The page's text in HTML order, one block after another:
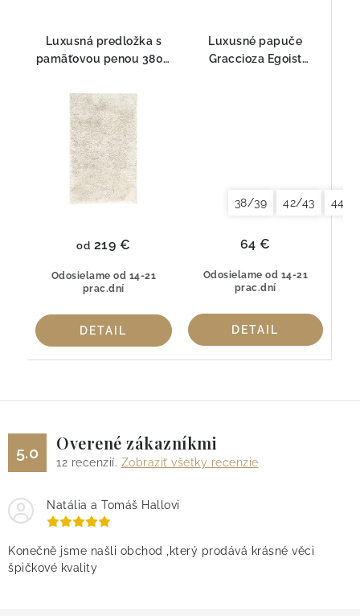
Luxusná predložka s
pamäťovou penou 3800
Cloud Natural –
Egypská GIZA
Odosielame od 14-21
prac.dní
od 219 €
DETAIL
Luxusné papuče
Graccioza Egoist
38/39 42/43 44/
Odosielame od 14-21
prac.dní
64 €
DETAIL
5.0 Overené zákazníkmi
12 recenzií. Zobraziť všetky recenzie
Natália a Tomáš Hallovi
Konečně jsme našli obchod ,který prodává krásné věci
špičkové kvality